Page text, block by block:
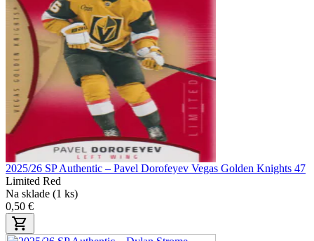
2025/26 SP Authentic – Pavel Dorofeyev Vegas Golden Knights 47
Limited Red
Na sklade (1 ks)
0,50 €